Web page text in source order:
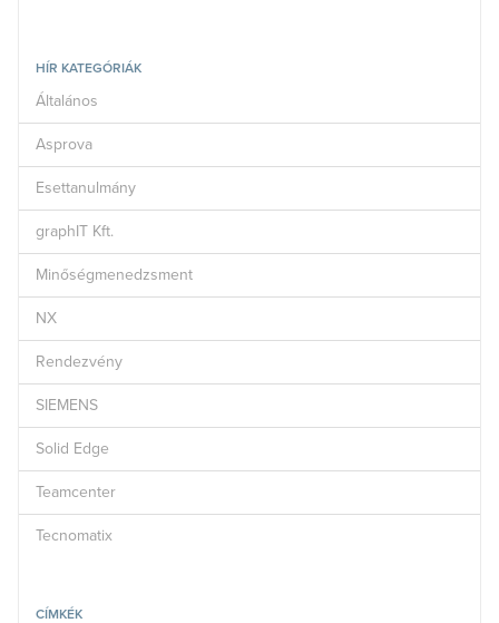
HÍR KATEGÓRIÁK
Általános
Asprova
Esettanulmány
graphIT Kft.
Minőségmenedzsment
NX
Rendezvény
SIEMENS
Solid Edge
Teamcenter
Tecnomatix
CÍMKÉK